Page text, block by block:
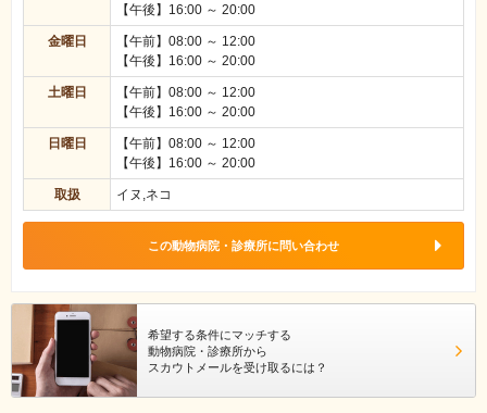
【午後】16:00 ～ 20:00
金曜日
【午前】08:00 ～ 12:00
【午後】16:00 ～ 20:00
土曜日
【午前】08:00 ～ 12:00
【午後】16:00 ～ 20:00
日曜日
【午前】08:00 ～ 12:00
【午後】16:00 ～ 20:00
取扱 イヌ,ネコ
この動物病院・診療所に問い合わせ
希望する条件にマッチする
動物病院・診療所から
スカウトメールを受け取るには？